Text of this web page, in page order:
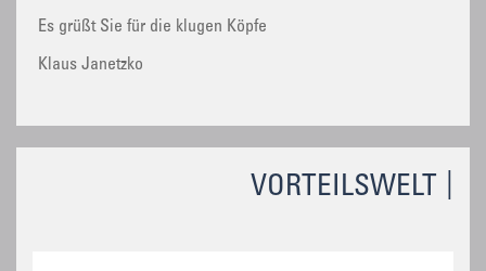
VORTEILSWELT
Es grüßt Sie für die klugen Köpfe
Klaus Janetzko